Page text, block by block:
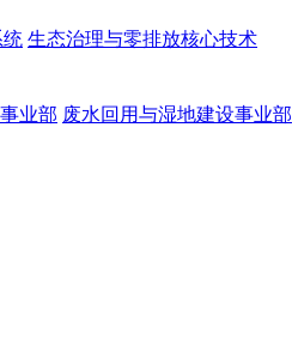
统 生态治理与零排放核心技术
业部 废水回用与湿地建设事业部